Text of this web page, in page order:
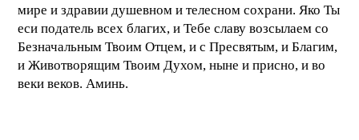
мире и здравии душевном и телесном сохрани. Яко Ты
еси податель всех благих, и Тебе славу возсылаем со
Безначальным Твоим Отцем, и с Пресвятым, и Благим,
и Животворящим Твоим Духом, ныне и присно, и во
веки веков. Аминь.